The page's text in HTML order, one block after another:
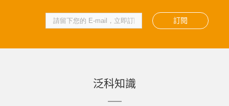
訂閱
泛科知識